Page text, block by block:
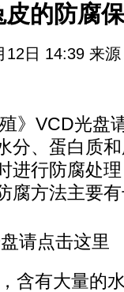
皮的防腐
12日 14:39 来
》VCD光盘
分、蛋白质
进行防腐处
腐方法主要
请点击这里
含有大量的